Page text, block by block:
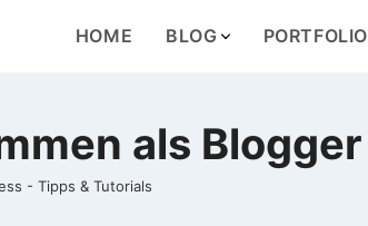
HOME BLOG PORTFOLIO
als Blogger
- Tipps & Tutorials